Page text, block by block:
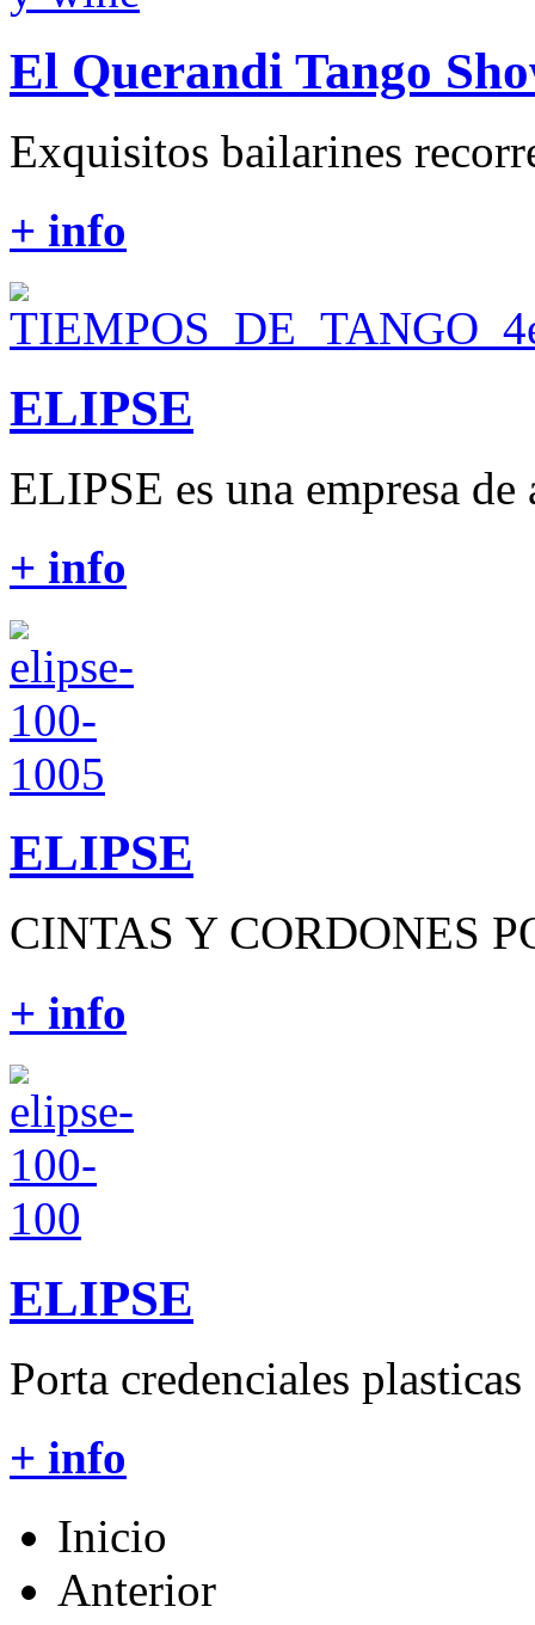
El Querandi Tango
Exquisitos bailarines
+ info
ELIPSE
ELIPSE es una empresa
+ info
ELIPSE
CINTAS Y CORDONES
+ info
ELIPSE
Porta credenciales
+ info
Inicio
Anterior